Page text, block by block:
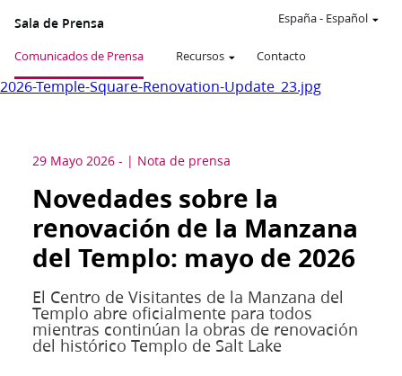
Sala de Prensa
Comunicados de Prensa Recursos Contacto
España- Español
2026-Temple-Square-Renovation-Update_23.jpg
29 Mayo 2026 - Nota de prensa
Novedades sobre la
renovación de la Manzana
del Templo: mayo de 2026
El Centro de Visitantes de la Manzana del
Templo abre oficialmente para todos
mientras continúan la obras de renovación
del histórico Templo de Salt Lake